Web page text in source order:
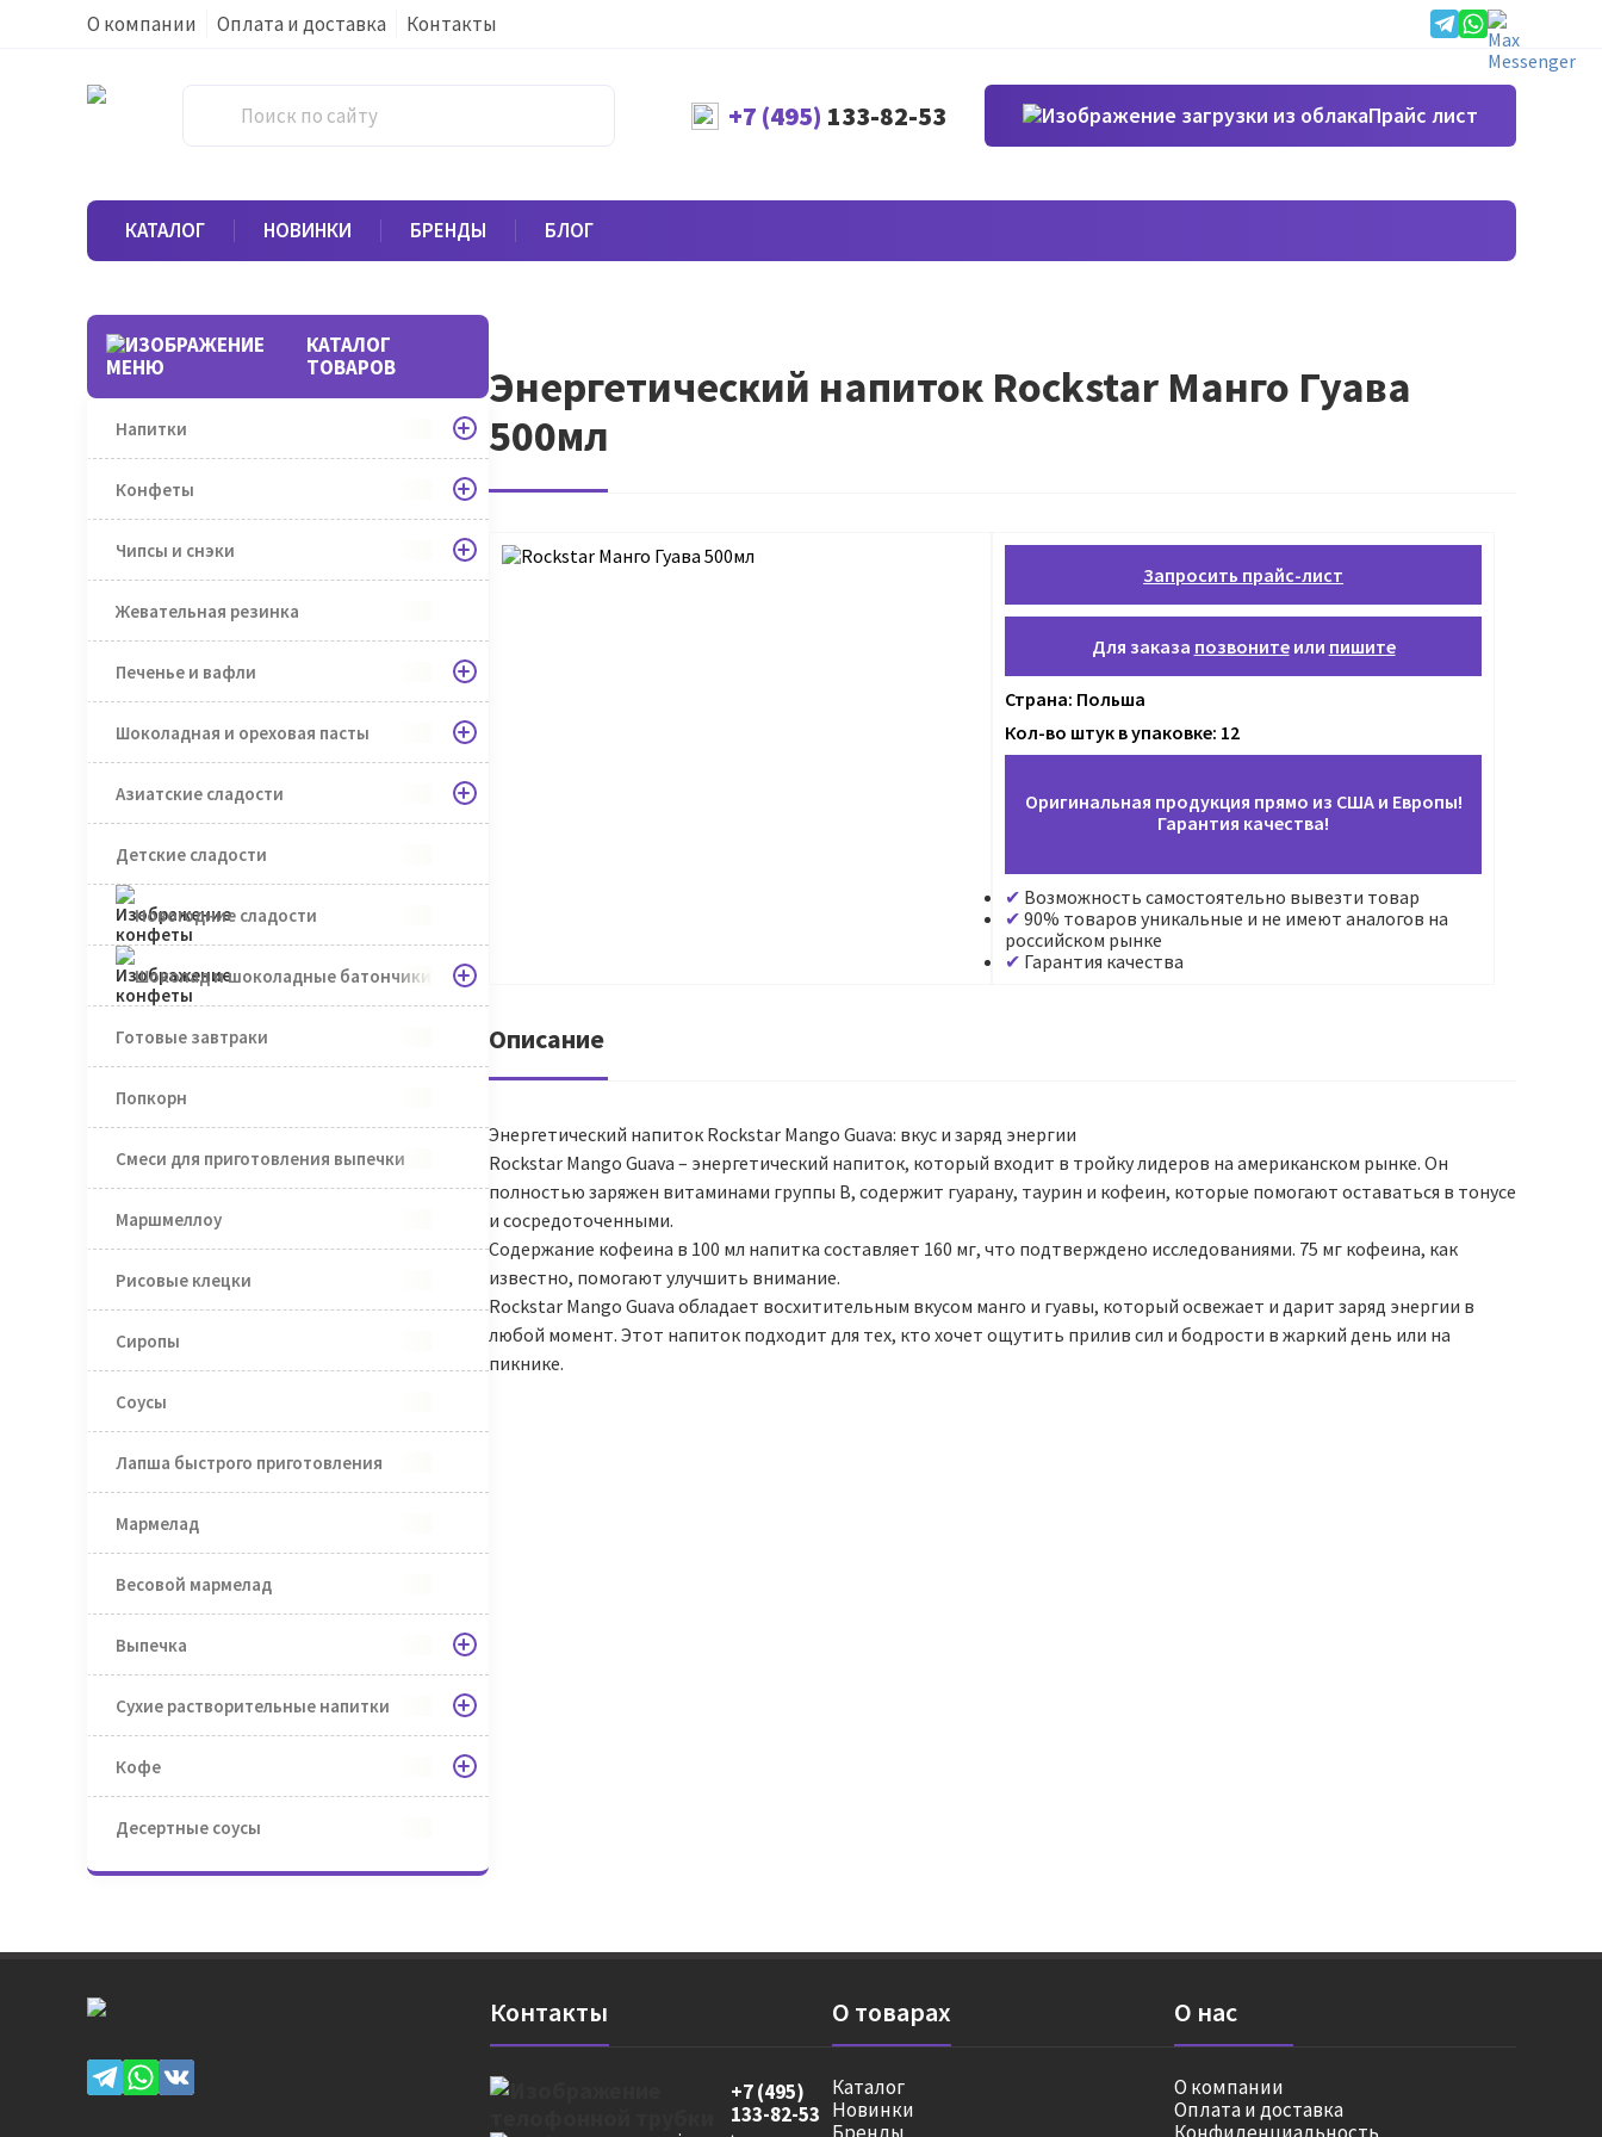
О компании Оплата и доставка Контакты
+7 (495) 133-82-53 Прайс лист
КАТАЛОГ НОВИНКИ БРЕНДЫ БЛОГ
КАТАЛОГ
ТОВАРОВ
Напитки
Конфеты
Чипсы и снэки
Жевательная резинка
Печенье и вафли
Шоколадная и ореховая пасты
Азиатские сладости
Детские сладости
Новогодние сладости
Шоколад и шоколадные батончики
Готовые завтраки
Попкорн
Смеси для приготовления выпечки
Маршмеллоу
Рисовые клецки
Сиропы
Соусы
Лапша быстрого приготовления
Мармелад
Весовой мармелад
Выпечка
Сухие растворительные напитки
Кофе
Десертные соусы
Энергетический напиток Rockstar Манго Гуава
500мл
Запросить прайс-лист
Для заказа позвонитеили пишите
Страна: Польша
Кол-во штук в упаковке: 12
Оригинальная продукция прямо из США и Европы!
Гарантия качества!
Возможность самостоятельно вывезти товар
90% товаров уникальные и не имеют аналогов на
российском рынке
Гарантия качества
Описание
Энергетический напиток Rockstar Mango Guava: вкус и заряд энергии
Rockstar Mango Guava – энергетический напиток, который входит в тройку лидеров на американском рынке. Он
полностью заряжен витаминами группы В, содержит гуарану, таурин и кофеин, которые помогают оставаться в тонусе
и сосредоточенными.
Содержание кофеина в 100 мл напитка составляет 160 мг, что подтверждено исследованиями. 75 мг кофеина, как
известно, помогают улучшить внимание.
Rockstar Mango Guava обладает восхитительным вкусом манго и гуавы, который освежает и дарит заряд энергии в
любой момент. Этот напиток подходит для тех, кто хочет ощутить прилив сил и бодрости в жаркий день или на
пикнике.
Контакты
+7 (495)
133-82-53
О товарах
Каталог
Новинки
О нас
О компании
Оплата и доставка